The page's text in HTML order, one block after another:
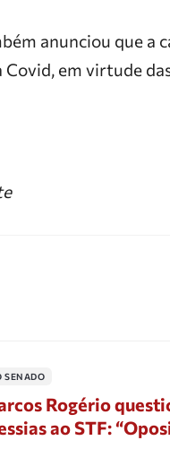
anunciou que a
Covid, em virtude
SENADO
Rogério
ao STF: